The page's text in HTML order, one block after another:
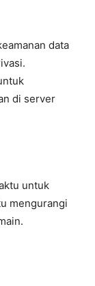
data
di server
untuk
mengurangi